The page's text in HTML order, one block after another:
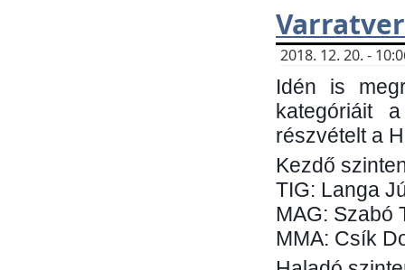
2018. 12. 20. -
Idén is
kategóriáit
részvételt a
Kezdő
TIG: Langa
MAG: Szabó
MMA: Csík